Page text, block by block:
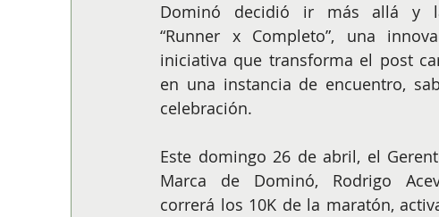
Dominó decidió ir más allá y
“Runner x Completo”, una
iniciativa que transforma el post
en una instancia de encuentro,
celebración.
Este domingo 26 de abril, el
Marca de Dominó, Rodrigo
correrá los 10K de la maratón,